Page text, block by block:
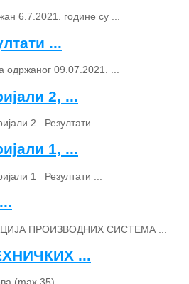
6.7.2021. године су ...
...
одржаног 09.07.2021. ...
2, ...
2 Резултати ...
1, ...
1 Резултати ...
ПРОИЗВОДНИХ СИСТЕМА ...
...